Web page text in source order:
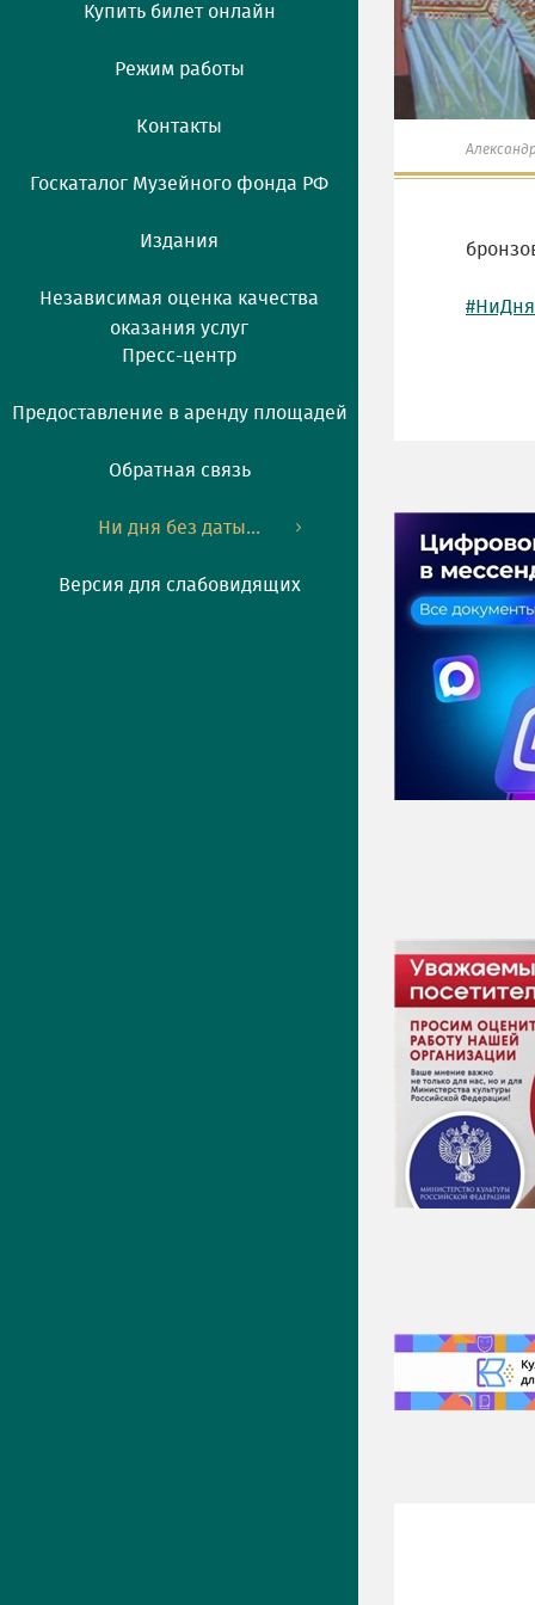
Купить билет онлайн
Режим работы
Контакты
Госкаталог Музейного фонда РФ
Издания
Независимая оценка качества
оказания услуг
Пресс-центр
Предоставление в аренду площадей
Обратная связь
Ни дня без даты...
Версия для слабовидящих